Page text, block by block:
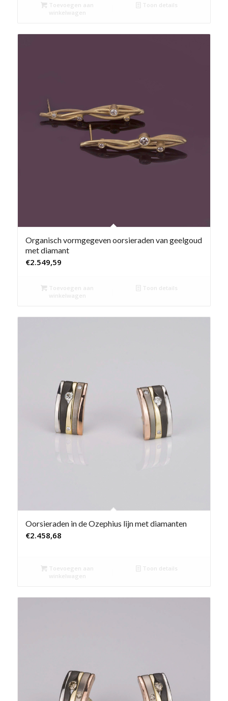
Toevoegen aan
winkelwagen
Toon details
Organisch vormgegeven oorsieraden van geelgoud
met diamant
€2.549,59
Toevoegen aan
winkelwagen
Toon details
Oorsieraden in de Ozephius lijn met diamanten
€2.458,68
Toevoegen aan
winkelwagen
Toon details